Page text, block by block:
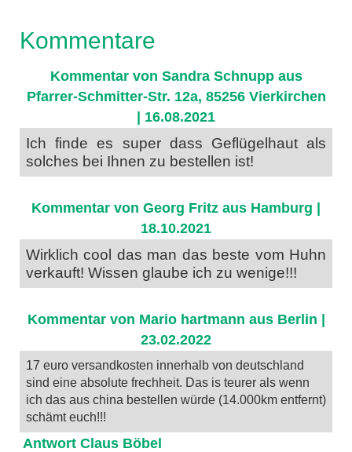
Kommentare
Kommentar von Sandra Schnupp aus
Pfarrer-Schmitter-Str. 12a, 85256 Vierkirchen
| 16.08.2021
Ich finde es super dass Geflügelhaut als
solches bei Ihnen zu bestellen ist!
Kommentar von Georg Fritz aus Hamburg |
18.10.2021
Wirklich cool das man das beste vom Huhn
verkauft! Wissen glaube ich zu wenige!!!
Kommentar von Mario hartmann aus Berlin |
23.02.2022
17 euro versandkosten innerhalb von deutschland
sind eine absolute frechheit. Das is teurer als wenn
ich das aus china bestellen würde (14.000km entfernt)
schämt euch!!!
Antwort Claus Böbel